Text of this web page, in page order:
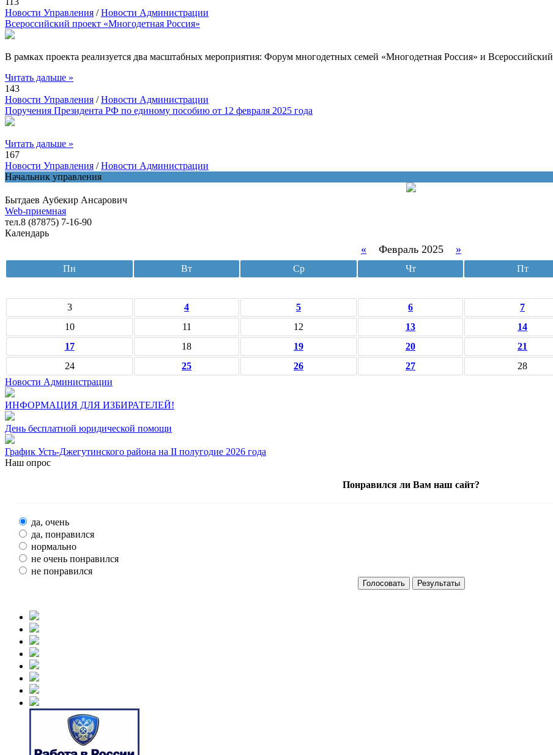
Новости Управления /Новости Администрации
Всероссийский проект «Многодетная Россия»
В рамках проекта реализуется два масштабных мероприятия: Форум многодетных семей «Многодетная Россия» и Всероссийский
Читать дальше »
143
Новости Управления /Новости Администрации
Поручения Президента РФ по единому пособию от 12 февраля 2025 года
Читать дальше »
167
Новости Управления /Новости Администрации
Начальник управления
Бытдаев Аубекир Ансарович
Web-приемная
тел.8 (87875) 7-16-90
Календарь
« Февраль 2025 »
Пн Вт Ср Чт Пт
3
4 5 6 7
10
11 12 13 14
17
18 19 20 21
24
25 26 27
28
Новости Администрации
ИНФОРМАЦИЯ ДЛЯ ИЗБИРАТЕЛЕЙ!
День бесплатной юридической помощи
График Усть-Джегутинского района на II полугодие 2026 года
Наш опрос
Понравился ли Вам наш сайт?
да, очень
да, понравился
нормально
не очень понравился
не понравился